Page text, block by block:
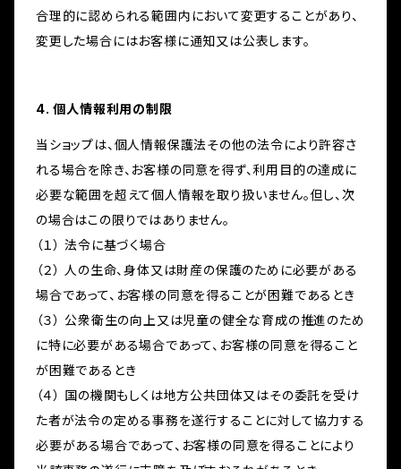
合理的に認められる範囲内において変更することがあり、
変更した場合にはお客様に通知又は公表します。
4. 個人情報利用の制限
当ショップは、個人情報保護法その他の法令により許容さ
れる場合を除き、お客様の同意を得ず、利用目的の達成に
必要な範囲を超えて個人情報を取り扱いません。但し、次
の場合はこの限りではありません。
（１） 法令に基づく場合
（２） 人の生命、身体又は財産の保護のために必要がある
場合であって、お客様の同意を得ることが困難であるとき
（３） 公衆衛生の向上又は児童の健全な育成の推進のため
に特に必要がある場合であって、お客様の同意を得ること
が困難であるとき
（４） 国の機関もしくは地方公共団体又はその委託を受け
た者が法令の定める事務を遂行することに対して協力する
必要がある場合であって、お客様の同意を得ることにより